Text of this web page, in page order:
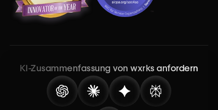
KI-Zusammenfassung von wxrks anfordern